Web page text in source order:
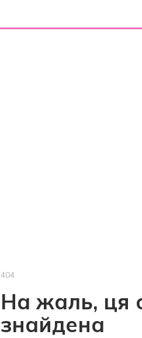
404
На жаль, ця
знайдена